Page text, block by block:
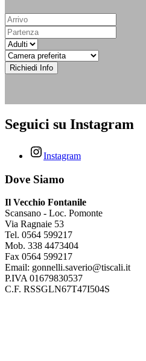
Richiedi Info
Seguici su Instagram
Instagram
Dove Siamo
Il Vecchio Fontanile
Scansano - Loc. Pomonte
Via Ragnaie 53
Tel. 0564 599217
Mob. 338 4473404
Fax 0564 599217
Email: gonnelli.saverio@tiscali.it
P.IVA 01679830537
C.F. RSSGLN67T47I504S